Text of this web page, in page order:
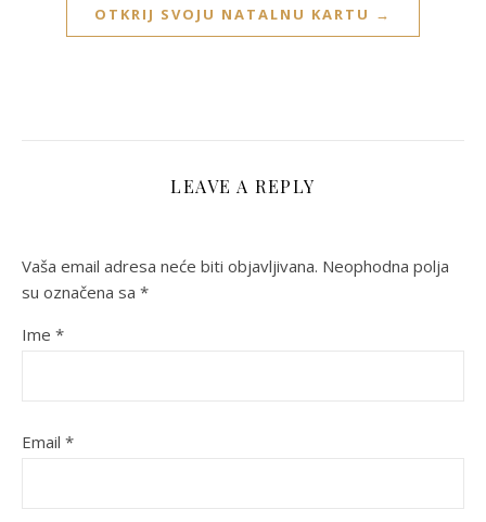
OTKRIJ SVOJU NATALNU KARTU →
LEAVE A REPLY
Vaša email adresa neće biti objavljivana. Neophodna polja
su označena sa *
Ime *
Email *